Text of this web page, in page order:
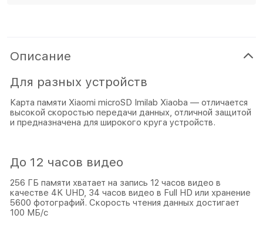
Описание
Для разных устройств
Карта памяти Xiaomi microSD Imilab Xiaoba — отличается
высокой скоростью передачи данных, отличной защитой
и предназначена для широкого круга устройств.
До 12 часов видео
256 ГБ памяти хватает на запись 12 часов видео в
качестве 4K UHD, 34 часов видео в Full HD или хранение
5600 фотографий. Скорость чтения данных достигает
100 МБ/с